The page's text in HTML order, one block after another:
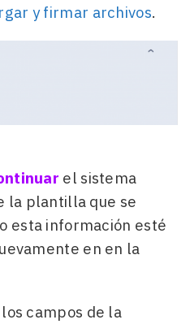
y firmar archivos.
el sistema
la plantilla que se
esta información esté
en en la
campos de la